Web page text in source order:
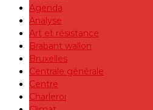
Agenda
Analyse
Art et résistance
Brabant wallon
Bruxelles
Centrale générale
Centre
Charleroi